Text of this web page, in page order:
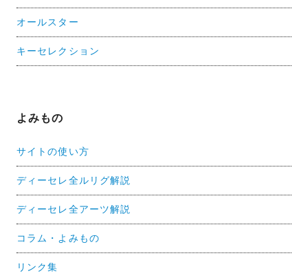
オールスター
キーセレクション
よみもの
サイトの使い方
ディーセレ全ルリグ解説
ディーセレ全アーツ解説
コラム・よみもの
リンク集